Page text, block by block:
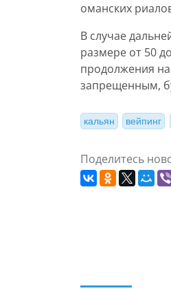
оманских
В случае
размере от 50
продолжения
запрещенным,
кальян вейпинг
Поделитесь